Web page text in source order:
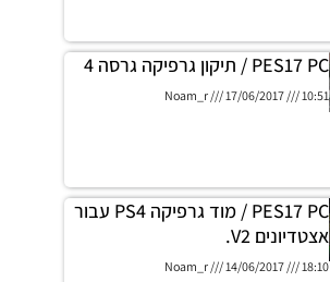
PES17 PC / תיקון גרפיקה גרסה 4
Noam_r 17/06/2017 10:51
PES17 PC / מוד גרפיקה PS4 עבור
אצטדיונים V2.
Noam_r 14/06/2017 18:10